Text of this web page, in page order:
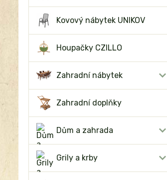
Kovový nábytek UNIKOV
Houpačky CZILLO
Zahradní nábytek
Zahradní doplňky
Dům a zahrada
Grily a krby